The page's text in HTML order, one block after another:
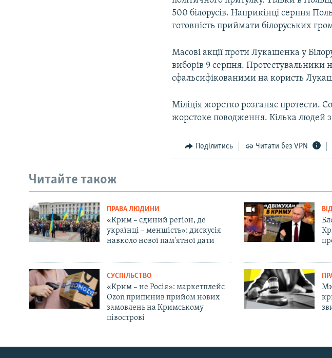
Русский
500 білорусів. Наприкінці серпня
готовність приймати білоруських
Масові акції проти Лукашенка у
виборів 9 серпня. Протестувальники
сфальсифікованими на користь
Міліція жорстко розганяє протести.
жорстоке поводження. Кілька людей
Поділитись Читати без VPN
Читайте також
ПРАВА ЛЮДИНИ
«Крим – єдиний регіон, де
українці – меншість»: дискусія
навколо нової пам'ятної дати
СУСПІЛЬСТВО
«Крим – не Росія»: маркетплейс
Ozon припинив прийом нових
замовлень на Кримському
півострові